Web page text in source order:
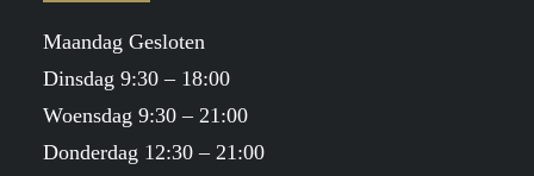
Maandag Gesloten
Dinsdag 9:30 – 18:00
Woensdag 9:30 – 21:00
Donderdag 12:30 – 21:00